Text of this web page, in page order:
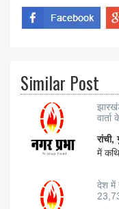
Similar Post
में
देश में